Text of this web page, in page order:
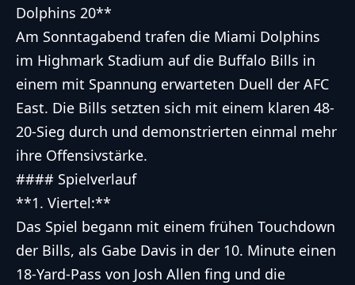
Dolphins 20**
Am Sonntagabend trafen die Miami Dolphins
im Highmark Stadium auf die Buffalo Bills in
einem mit Spannung erwarteten Duell der AFC
East. Die Bills setzten sich mit einem klaren 48-
20-Sieg durch und demonstrierten einmal mehr
ihre Offensivstärke.
#### Spielverlauf
**1. Viertel:**
Das Spiel begann mit einem frühen Touchdown
der Bills, als Gabe Davis in der 10. Minute einen
18-Yard-Pass von Josh Allen fing und die